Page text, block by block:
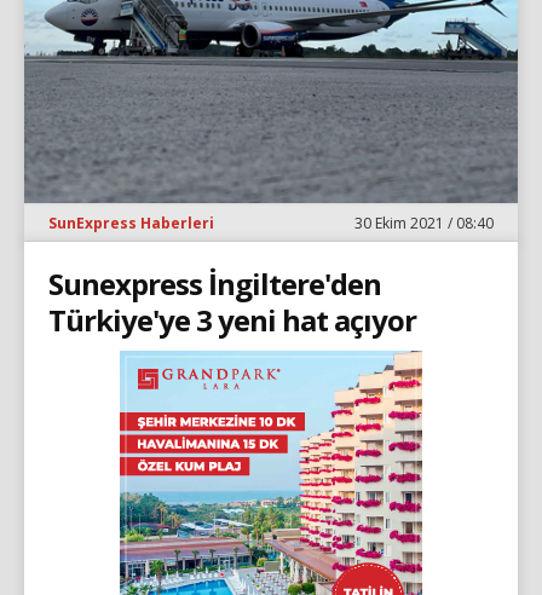
SunExpress Haberleri 30 Ekim 2021 / 08:40
Sunexpress İngiltere'den
Türkiye'ye 3 yeni hat açıyor